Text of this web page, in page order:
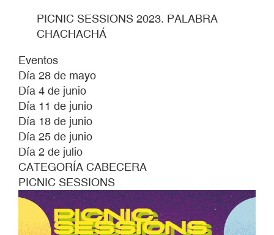
PICNIC SESSIONS 2023. PALABRA
CHACHACHÁ
Eventos
Día 28 de mayo
Día 4 de junio
Día 11 de junio
Día 18 de junio
Día 25 de junio
Día 2 de julio
CATEGORÍA CABECERA
PICNIC SESSIONS